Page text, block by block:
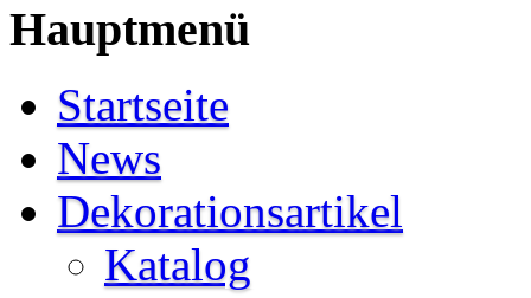
Hauptmenü
Startseite
News
Dekorationsartikel
Katalog